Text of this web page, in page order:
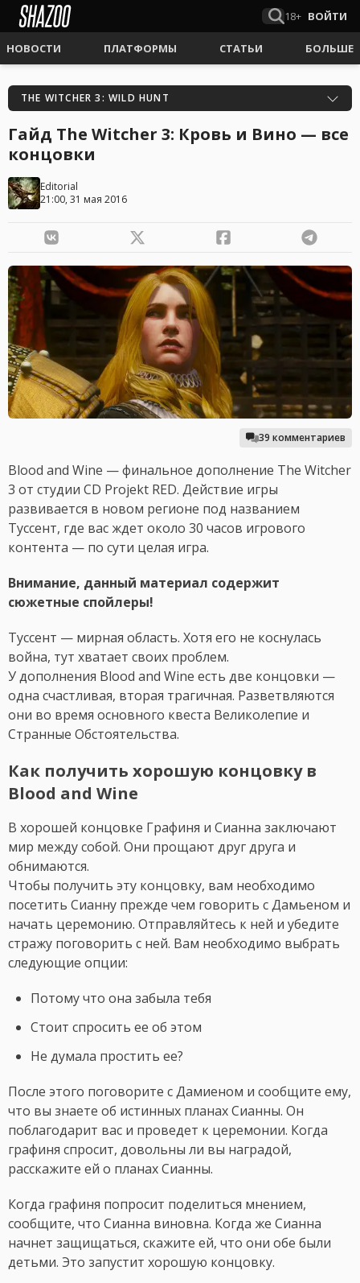
18+ ВОЙТИ
НОВОСТИ ПЛАТФОРМЫ СТАТЬИ БОЛЬШЕ
THE WITCHER 3: WILD HUNT
Гайд The Witcher 3: Кровь и Вино — все
концовки
Editorial
21:00, 31 мая 2016
39 комментариев
Blood and Wine — финальное дополнение The Witcher
3 от студии CD Projekt RED. Действие игры
развивается в новом регионе под названием
Туссент, где вас ждет около 30 часов игрового
контента — по сути целая игра.
Внимание, данный материал содержит
сюжетные спойлеры!
Туссент — мирная область. Хотя его не коснулась
война, тут хватает своих проблем.
У дополнения Blood and Wine есть две концовки —
одна счастливая, вторая трагичная. Разветвляются
они во время основного квеста Великолепие и
Странные Обстоятельства.
Как получить хорошую концовку в
Blood and Wine
В хорошей концовке Графиня и Сианна заключают
мир между собой. Они прощают друг друга и
обнимаются.
Чтобы получить эту концовку, вам необходимо
посетить Сианну прежде чем говорить с Дамьеном и
начать церемонию. Отправляйтесь к ней и убедите
стражу поговорить с ней. Вам необходимо выбрать
следующие опции:
Потому что она забыла тебя
Стоит спросить ее об этом
Не думала простить ее?
После этого поговорите с Дамиеном и сообщите ему,
что вы знаете об истинных планах Сианны. Он
поблагодарит вас и проведет к церемонии. Когда
графиня спросит, довольны ли вы наградой,
расскажите ей о планах Сианны.
Когда графиня попросит поделиться мнением,
сообщите, что Сианна виновна. Когда же Сианна
начнет защищаться, скажите ей, что они обе были
детьми. Это запустит хорошую концовку.